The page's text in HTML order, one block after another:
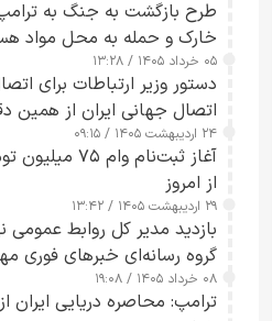
طرح‌ بازگشت به جنگ به
خارک و حمله به محل مواد
۰۵ خرداد ۱۴۰۵ / ۱۳:۲۸
دستور وزیر ارتباطات برای
اتصال جهانی ایران از همین
کامل مردم تا ۲۴ ساعت آینده
۲۴ اردیبهشت ۱۴۰۵ / ۰۹:۱۵
آغاز ثبت‌نام
از امروز
۲۹ اردیبهشت ۱۴۰۵ / ۱۳:۴۲
بازدید مدیر کل روابط
گروه رسانه‌ای خبرهای فوری
رسانه‌های هوشمند و مسئول در
۰۸ خرداد ۱۴۰۵ / ۱۹:۰۸
ترامپ: محاصره دریایی ایران